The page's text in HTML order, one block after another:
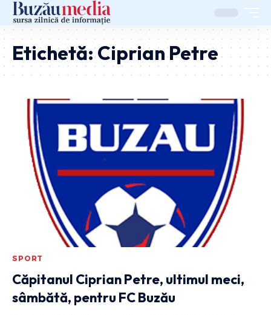
Etichetă:Ciprian Petre
SPORT
Căpitanul Ciprian Petre, ultimul meci,
sâmbătă, pentru FC Buzău